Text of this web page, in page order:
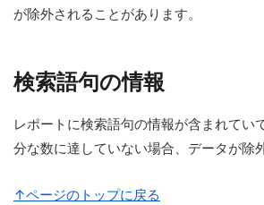
が除外されることがあります。
検索語句の情報
レポートに検索語句の情報が含まれてい
分な数に達していない場合、データが除
↑ページのトップに戻る